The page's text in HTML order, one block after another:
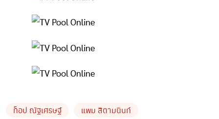
ท็อป ณัฐเศรษฐ์ แพม สิตามนินท์